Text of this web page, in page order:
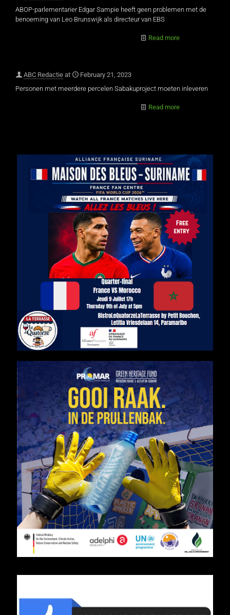
ABOP-parlementarier Edgar Sampie heeft geen problemen met de
benoeming van Leo Brunswijk als directeur van EBS
Read more
ABC Redactie at
February 21, 2023
Personen met meerdere percelen Sabakuproject moeten inleveren
Read more